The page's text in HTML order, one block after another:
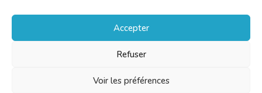
Accepter
Refuser
Voir les préférences